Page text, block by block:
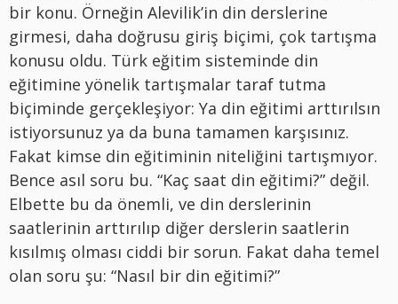
bir konu. Örneğin Alevilik’in din derslerine
girmesi, daha doğrusu giriş biçimi, çok tartışma
konusu oldu. Türk eğitim sisteminde din
eğitimine yönelik tartışmalar taraf tutma
biçiminde gerçekleşiyor: Ya din eğitimi arttırılsın
istiyorsunuz ya da buna tamamen karşısınız.
Fakat kimse din eğitiminin niteliğini tartışmıyor.
Bence asıl soru bu. “Kaç saat din eğitimi?” değil.
Elbette bu da önemli, ve din derslerinin
saatlerinin arttırılıp diğer derslerin saatlerin
kısılmış olması ciddi bir sorun. Fakat daha temel
olan soru şu: “Nasıl bir din eğitimi?”